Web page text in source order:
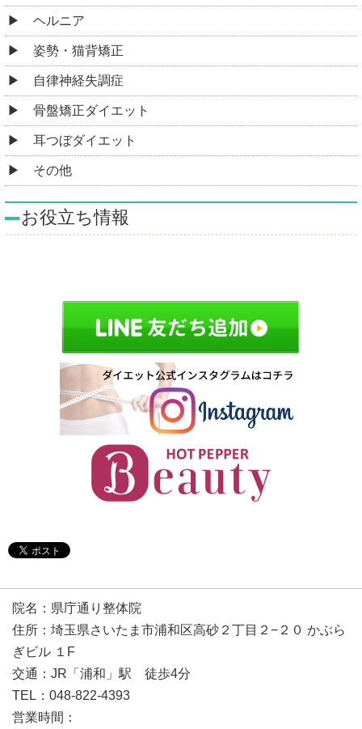
ヘルニア
姿勢・猫背矯正
自律神経失調症
骨盤矯正ダイエット
耳つぼダイエット
その他
お役立ち情報
院名：県庁通り整体院
住所：埼玉県さいたま市浦和区高砂２丁目２−２０ かぶら
ぎビル １F
交通：JR「浦和」駅 徒歩4分
TEL：048-822-4393
営業時間：